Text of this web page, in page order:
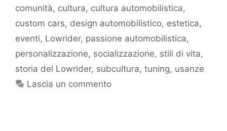
comunità, cultura, cultura automobilistica,
custom cars, design automobilistico, estetica,
eventi, Lowrider, passione automobilistica,
personalizzazione, socializzazione, stili di vita,
storia del Lowrider, subcultura, tuning, usanze
Lascia un commento